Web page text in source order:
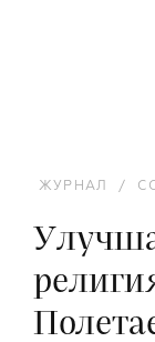
ЖУРНАЛ /